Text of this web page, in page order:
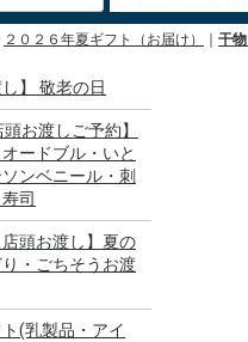
２０２６年夏ギフト（お届け） 干
し】 敬老の日
お渡しご予約】
ードブル・いと
ンベニール・刺
司
店頭お渡し】夏の
り・ごちそうお渡
(乳製品・アイ